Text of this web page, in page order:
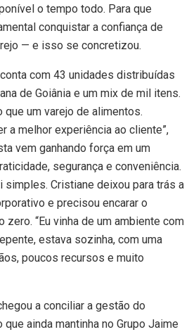
o tempo todo. Para que
conquistar a confiança de
— e isso se concretizou.
com 43 unidades distribuídas
de Goiânia e um mix de mil itens.
que um varejo de alimentos.
a melhor experiência ao cliente”,
vem ganhando força em um
segurança e conveniência.
simples. Cristiane deixou para trás a
e precisou encarar o
“Eu vinha de um ambiente com
estava sozinha, com uma
poucos recursos e muito
a conciliar a gestão do
ainda mantinha no Grupo Jaime